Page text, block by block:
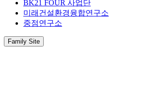
BK21 FOUR 사업단
미래건설환경융합연구소
중점연구소
Family Site